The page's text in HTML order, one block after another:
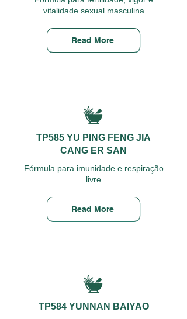
vitalidade sexual masculina
Read More
TP585 YU PING FENG JIA
CANG ER SAN
Fórmula para imunidade e respiração
livre
Read More
TP584 YUNNAN BAIYAO